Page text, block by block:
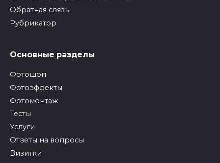
Обратная связь
Рубрикатор
Основные разделы
Фотошоп
Фотоэффекты
Фотомонтаж
Тесты
Услуги
Ответы на вопросы
Визитки